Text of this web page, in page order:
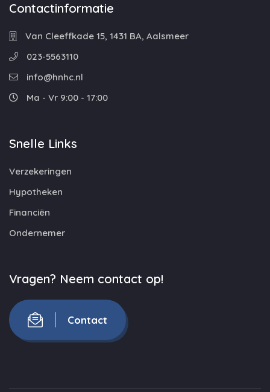
Contactinformatie
Van Cleeffkade 15, 1431 BA, Aalsmeer
023-5563110
info@hnhc.nl
Ma - Vr 9:00 - 17:00
Snelle Links
Verzekeringen
Hypotheken
Financiën
Ondernemer
Vragen? Neem contact op!
Contact